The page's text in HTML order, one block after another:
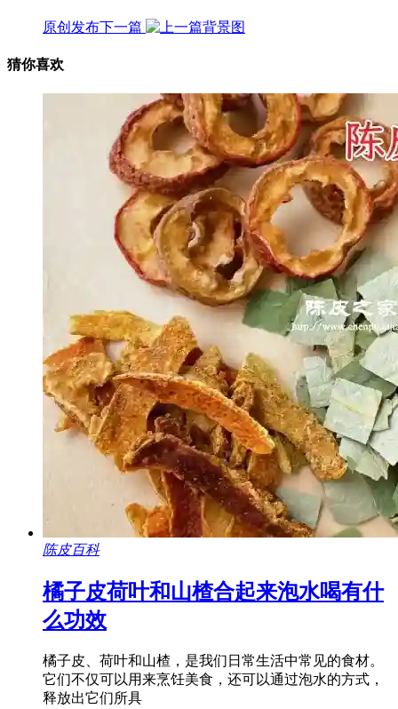
原创发布下一篇
猜你喜欢
陈皮百科
橘子皮荷叶和山楂合起来泡水喝有什
么功效
橘子皮、荷叶和山楂，是我们日常生活中常见的食材。
它们不仅可以用来烹饪美食，还可以通过泡水的方式，
释放出它们所具